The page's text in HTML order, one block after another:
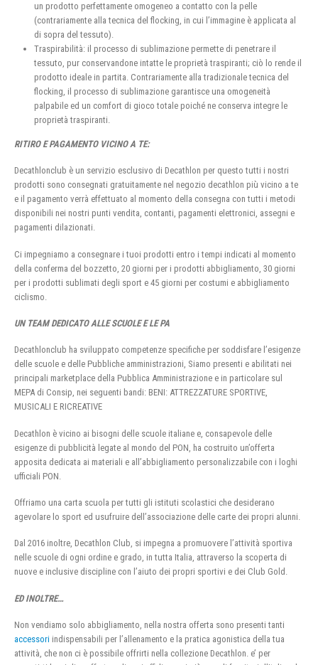
un prodotto perfettamente omogeneo a contatto con la pelle
(contrariamente alla tecnica del flocking, in cui l’immagine è applicata al
di sopra del tessuto).
Traspirabilità: il processo di sublimazione permette di penetrare il
tessuto, pur conservandone intatte le proprietà traspiranti; ciò lo rende il
prodotto ideale in partita. Contrariamente alla tradizionale tecnica del
flocking, il processo di sublimazione garantisce una omogeneità
palpabile ed un comfort di gioco totale poiché ne conserva integre le
proprietà traspiranti.
RITIRO E PAGAMENTO VICINO A TE:
Decathlonclub è un servizio esclusivo di Decathlon per questo tutti i nostri
prodotti sono consegnati gratuitamente nel negozio decathlon più vicino a te
e il pagamento verrà effettuato al momento della consegna con tutti i metodi
disponibili nei nostri punti vendita, contanti, pagamenti elettronici, assegni e
pagamenti dilazionati.
Ci impegniamo a consegnare i tuoi prodotti entro i tempi indicati al momento
della conferma del bozzetto, 20 giorni per i prodotti abbigliamento, 30 giorni
per i prodotti sublimati degli sport e 45 giorni per costumi e abbigliamento
ciclismo.
UN TEAM DEDICATO ALLE SCUOLE E LE PA
Decathlonclub ha sviluppato competenze specifiche per soddisfare l’esigenze
delle scuole e delle Pubbliche amministrazioni, Siamo presenti e abilitati nei
principali marketplace della Pubblica Amministrazione e in particolare sul
MEPA di Consip, nei seguenti bandi: BENI: ATTREZZATURE SPORTIVE,
MUSICALI E RICREATIVE
Decathlon è vicino ai bisogni delle scuole italiane e, consapevole delle
esigenze di pubblicità legate al mondo del PON, ha costruito un’offerta
apposita dedicata ai materiali e all’abbigliamento personalizzabile con i loghi
ufficiali PON.
Offriamo una carta scuola per tutti gli istituti scolastici che desiderano
agevolare lo sport ed usufruire dell’associazione delle carte dei propri alunni.
Dal 2016 inoltre, Decathlon Club, si impegna a promuovere l’attività sportiva
nelle scuole di ogni ordine e grado, in tutta Italia, attraverso la scoperta di
nuove e inclusive discipline con l’aiuto dei propri sportivi e dei Club Gold.
ED INOLTRE…
Non vendiamo solo abbigliamento, nella nostra offerta sono presenti tanti
accessori indispensabili per l’allenamento e la pratica agonistica della tua
attività, che non ci è possibile offrirti nella collezione Decathlon. e’ per